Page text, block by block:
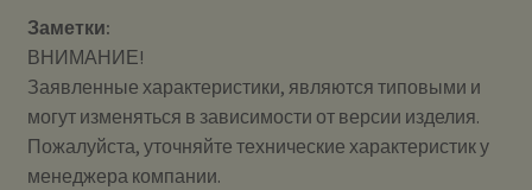
Заметки:
ВНИМАНИЕ!
Заявленные характеристики, являются типовыми и
могут изменяться в зависимости от версии изделия.
Пожалуйста, уточняйте технические характеристик у
менеджера компании.